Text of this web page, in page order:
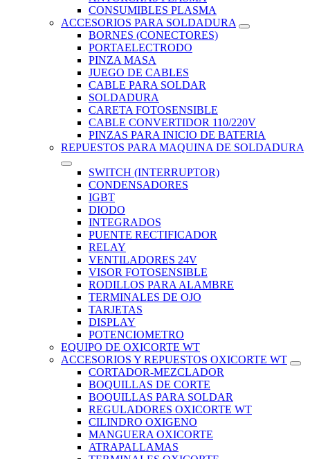
CONSUMIBLES PLASMA
ACCESORIOS PARA SOLDADURA
BORNES (CONECTORES)
PORTAELECTRODO
PINZA MASA
JUEGO DE CABLES
CABLE PARA SOLDAR
SOLDADURA
CARETA FOTOSENSIBLE
CABLE CONVERTIDOR 110/220V
PINZAS PARA INICIO DE BATERIA
REPUESTOS PARA MAQUINA DE SOLDADURA
SWITCH (INTERRUPTOR)
CONDENSADORES
IGBT
DIODO
INTEGRADOS
PUENTE RECTIFICADOR
RELAY
VENTILADORES 24V
VISOR FOTOSENSIBLE
RODILLOS PARA ALAMBRE
TERMINALES DE OJO
TARJETAS
DISPLAY
POTENCIOMETRO
EQUIPO DE OXICORTE WT
ACCESORIOS Y REPUESTOS OXICORTE WT
CORTADOR-MEZCLADOR
BOQUILLAS DE CORTE
BOQUILLAS PARA SOLDAR
REGULADORES OXICORTE WT
CILINDRO OXIGENO
MANGUERA OXICORTE
ATRAPALLAMAS